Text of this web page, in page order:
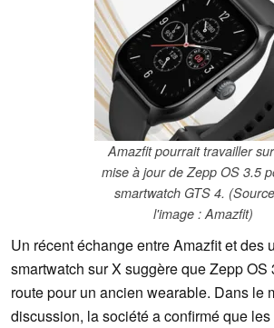
Amazfit pourrait travailler
mise à jour de Zepp OS 3.5
smartwatch GTS 4.
l'image : Amazfit)
Un récent échange entre Amazfit et des
smartwatch sur X suggère que Zepp OS
route pour un ancien wearable. Dans le
discussion, la société a confirmé que